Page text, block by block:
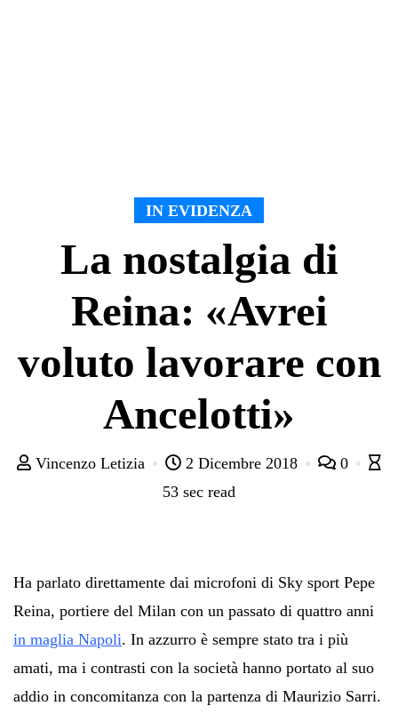
IN EVIDENZA
La nostalgia di
Reina: «Avrei
voluto lavorare con
Ancelotti»
Vincenzo Letizia 2 Dicembre 2018
0
53 sec read
Ha parlato direttamente dai microfoni di Sky sport Pepe
Reina, portiere del Milan con un passato di quattro anni
in maglia Napoli. In azzurro è sempre stato tra i più
amati, ma i contrasti con la società hanno portato al suo
addio in concomitanza con la partenza di Maurizio Sarri.